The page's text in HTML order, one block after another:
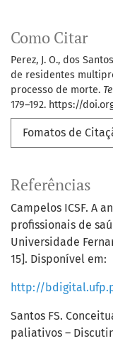
Como Citar
Perez, J. O., dos
de residentes
processo de morte.
179–192. https://
Fomatos de
Referências
Campelos ICSF. A
profissionais de
Universidade
15]. Disponível em:
Santos FS.
paliativos –